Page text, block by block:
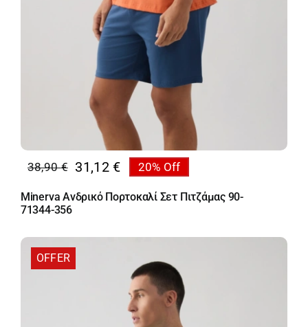
38,90€
Original
price
was:
31,12 €
Η
τρέχουσα
τιμή
31,12 €.
20% Off
Minerva Ανδρικό Πορτοκαλί Σετ Πιτζάμας 90-
71344-356
OFFER